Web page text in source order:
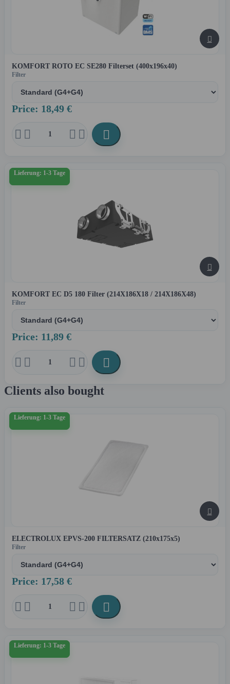

KOMFORT ROTO EC SE280 Filterset (400x196x40)
Filter
Price: 18,49 €
    
Lieferung: 1-3 Tage

KOMFORT EC D5 180 Filter (214X186X18 / 214X186X48)
Filter
Price: 11,89 €
    
Clients also bought
Lieferung: 1-3 Tage

ELECTROLUX EPVS-200 FILTERSATZ (210x175x5)
Filter
Price: 17,58 €
    
Lieferung: 1-3 Tage